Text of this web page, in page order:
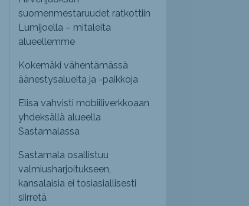
suomenmestaruudet ratkottiin
Lumijoella – mitaleita
alueellemme
Kokemäki vähentämässä
äänestysalueita ja -paikkoja
Elisa vahvisti mobiiliverkkoaan
yhdeksällä alueella
Sastamalassa
Sastamala osallistuu
valmiusharjoitukseen,
kansalaisia ei tosiasiallisesti
siirretä